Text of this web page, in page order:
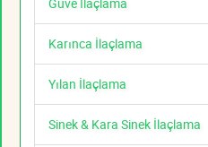
Karınca İlaçlama
Yılan İlaçlama
Sinek & Kara Sinek İlaçlama